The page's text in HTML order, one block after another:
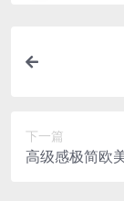
下一篇
高级感极简欧